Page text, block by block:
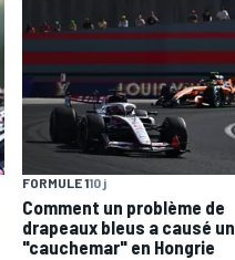
FORMULE 110 j
Comment un problème de
drapeaux bleus a causé un
"cauchemar" en Hongrie